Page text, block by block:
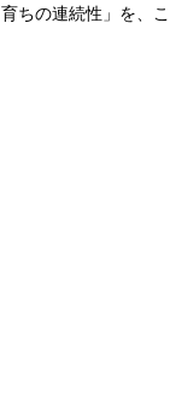
ちの連続性」を、